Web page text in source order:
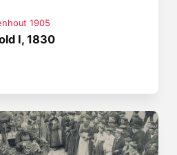
1905
I, 1830